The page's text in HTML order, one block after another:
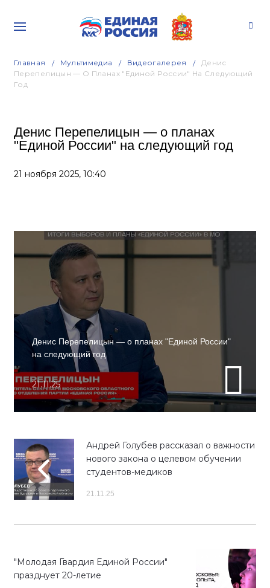
Главная Мультимедиа Видеогалерея
Денис
Перепелицын — О Планах "Единой России" На Следующий
Год
Денис Перепелицын — о планах
"Единой России" на следующий год
21 ноября 2025, 10:40
Денис Перепелицын — о планах "Единой России"
на следующий год
21.11.25
Андрей Голубев рассказал о важности
нового закона о целевом обучении
студентов-медиков
21.11.25
"Молодая Гвардия Единой России"
празднует 20-летие